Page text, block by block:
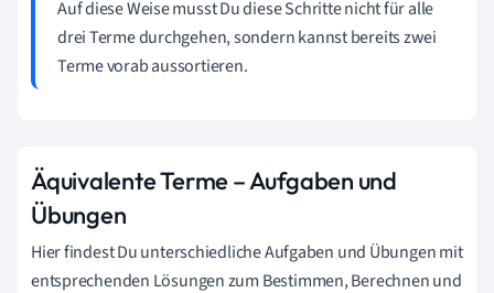
Auf diese Weise musst Du diese Schritte nicht für alle
drei Terme durchgehen, sondern kannst bereits zwei
Terme vorab aussortieren.
Äquivalente Terme – Aufgaben und
Übungen
Hier findest Du unterschiedliche Aufgaben und Übungen mit
entsprechenden Lösungen zum Bestimmen, Berechnen und